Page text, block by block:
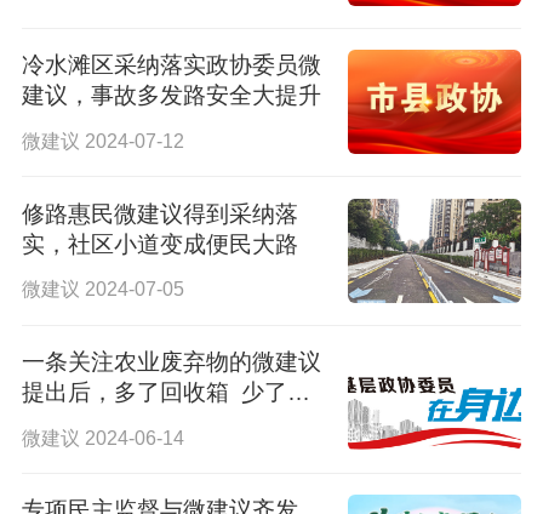
冷水滩区采纳落实政协委员微
建议，事故多发路安全大提升
微建议 2024-07-12
修路惠民微建议得到采纳落
实，社区小道变成便民大路
微建议 2024-07-05
一条关注农业废弃物的微建议
提出后，多了回收箱 少了乱
微建议 2024-06-14